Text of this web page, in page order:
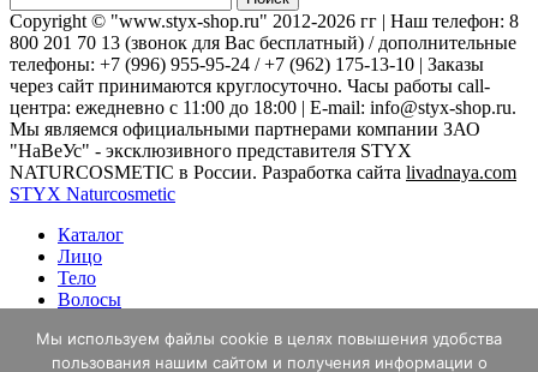
Copyright © "www.styx-shop.ru" 2012-2026 гг | Наш телефон: 8
800 201 70 13 (звонок для Вас бесплатный) / дополнительные
телефоны: +7 (996) 955-95-24 / +7 (962) 175-13-10 | Заказы
через сайт принимаются круглосуточно. Часы работы call-
центра: ежедневно с 11:00 до 18:00 | E-mail: info@styx-shop.ru.
Мы являемся официальными партнерами компании ЗАО
"НаВеУс" - эксклюзивного представителя STYX
NATURCOSMETIC в России. Разработка сайта livadnaya.com
STYX Naturcosmetic
Каталог
Лицо
Тело
Волосы
Личный кабинет
Акции
Мы используем файлы cookie в целях повышения удобства
пользования нашим сайтом и получения информации о